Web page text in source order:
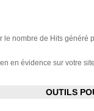
le nombre de Hits généré
en évidence sur votre
OUTILS